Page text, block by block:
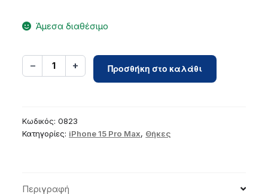
Άμεσα διαθέσιμο
− 1 +
Silicone
Thin
iPhone
Προσθήκη στο καλάθι
Κωδικός:0823
Κατηγορίες: iPhone 15 Pro Max, Θήκες
Περιγραφή